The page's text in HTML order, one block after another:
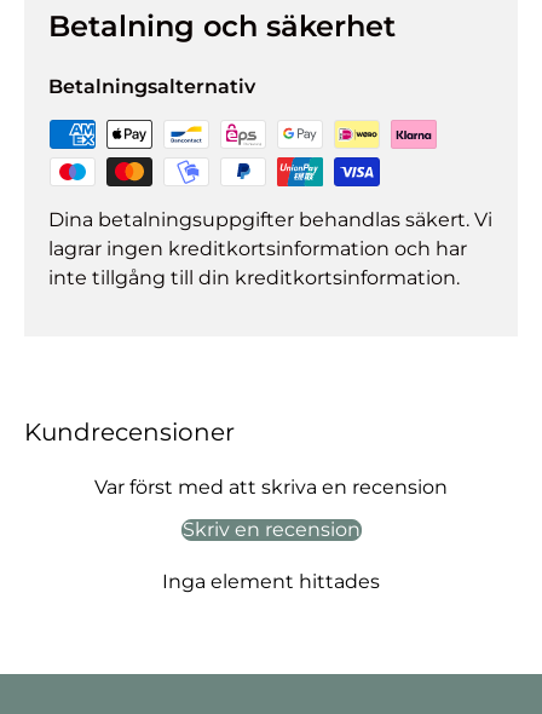
Betalning och säkerhet
Betalningsalternativ
Dina betalningsuppgifter behandlas säkert. Vi
lagrar ingen kreditkortsinformation och har
inte tillgång till din kreditkortsinformation.
Kundrecensioner
Var först med att skriva en recension
Skriv en recension
Inga element hittades